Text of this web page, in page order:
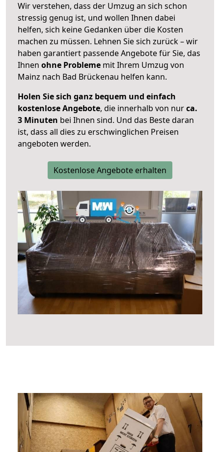
Wir verstehen, dass der Umzug an sich schon
stressig genug ist, und wollen Ihnen dabei
helfen, sich keine Gedanken über die Kosten
machen zu müssen. Lehnen Sie sich zurück – wir
haben garantiert passende Angebote für Sie, das
Ihnen ohne Probleme mit Ihrem Umzug von
Mainz nach Bad Brückenau helfen kann.
Holen Sie sich ganz bequem und einfach
kostenlose Angebote, die innerhalb von nurca.
3 Minuten bei Ihnen sind. Und das Beste daran
ist, dass all dies zu erschwinglichen Preisen
angeboten werden.
Kostenlose Angebote erhalten